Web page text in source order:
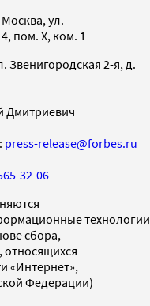
ул.
пом. X, ком. 1
Звенигородская 2-я, д.
Дмитриевич
press-release@forbes.ru
32-06
технологии
сбора,
относящихся
«Интернет»,
Федерации)